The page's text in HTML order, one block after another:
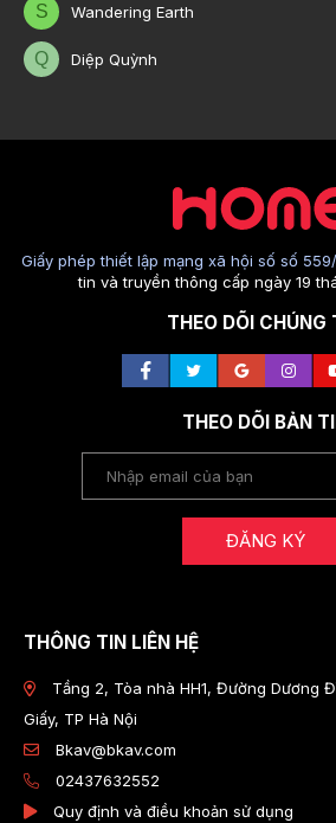
S Wandering Earth
Q Diệp Quỳnh
Giấy phép thiết lập mạng xã hội số số
tin và truyền thông cấp ngày 19
THEO DÕI CHÚNG
THEO DÕI BẢN
ĐĂNG KÝ
THÔNG TIN LIÊN HỆ
Tầng 2, Tòa nhà HH1, Đường Dương
Giấy, TP Hà Nội
Bkav@bkav.com
02437632552
Quy định và điều khoản sử dụng